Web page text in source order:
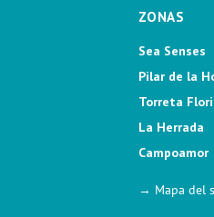
ZONAS
Sea Senses
Pilar de la
Torreta
La Herrada
Campoamor
→ Mapa del